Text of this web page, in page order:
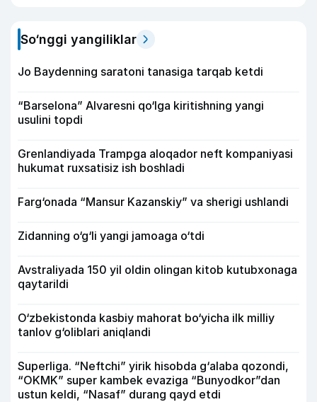
So‘nggi yangiliklar
Jo Baydenning saratoni tanasiga tarqab ketdi
“Barselona” Alvaresni qo‘lga kiritishning yangi
usulini topdi
Grenlandiyada Trampga aloqador neft kompaniyasi
hukumat ruxsatisiz ish boshladi
Farg‘onada “Mansur Kazanskiy” va sherigi ushlandi
Zidanning o‘g‘li yangi jamoaga o‘tdi
Avstraliyada 150 yil oldin olingan kitob kutubxonaga
qaytarildi
O‘zbekistonda kasbiy mahorat bo‘yicha ilk milliy
tanlov g‘oliblari aniqlandi
Superliga. “Neftchi” yirik hisobda g‘alaba qozondi,
“OKMK” super kambek evaziga “Bunyodkor”dan
ustun keldi, “Nasaf” durang qayd etdi